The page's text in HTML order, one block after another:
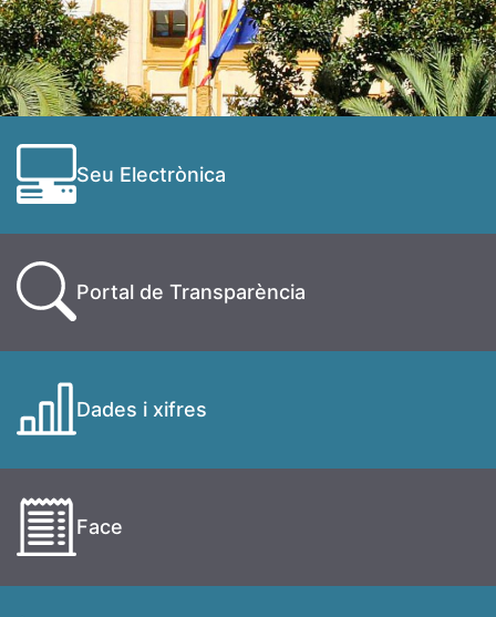
Seu Electrònica
Portal de Transparència
Dades i xifres
Face